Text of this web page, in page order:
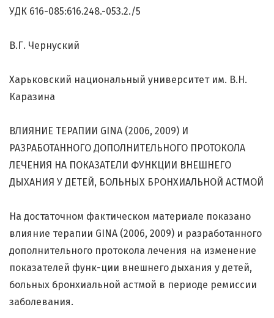
УДК 616-085:616.248.-053.2./5
В.Г. Чернуский
Харьковский национальный университет им. В.Н.
Каразина
ВЛИЯНИЕ ТЕРАПИИ GINA (2006, 2009) И
РАЗРАБОТАННОГО ДОПОЛНИТЕЛЬНОГО ПРОТОКОЛА
ЛЕЧЕНИЯ НА ПОКАЗАТЕЛИ ФУНКЦИИ ВНЕШНЕГО
ДЫХАНИЯ У ДЕТЕЙ, БОЛЬНЫХ БРОНХИАЛЬНОЙ АСТМОЙ
На достаточном фактическом материале показано
влияние терапии GINA (2006, 2009) и разработанного
дополнительного протокола лечения на изменение
показателей функ-ции внешнего дыхания у детей,
больных бронхиальной астмой в периоде ремиссии
заболевания.